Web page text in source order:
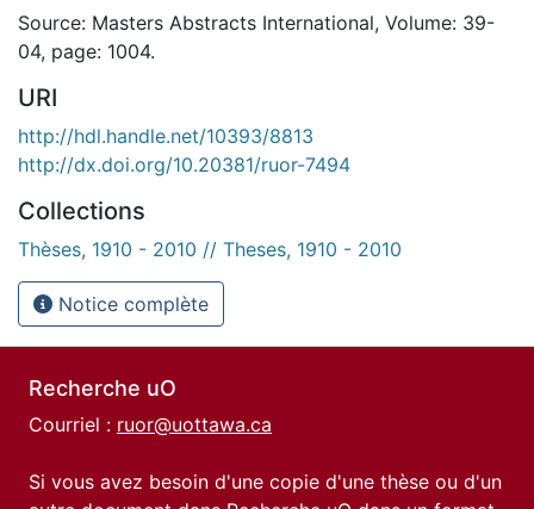
Source: Masters Abstracts International, Volume: 39-
04, page: 1004.
URI
http://hdl.handle.net/10393/8813
http://dx.doi.org/10.20381/ruor-7494
Collections
Thèses, 1910 - 2010 // Theses, 1910 - 2010
Notice complète
Recherche uO
Courriel : ruor@uottawa.ca
Si vous avez besoin d'une copie d'une thèse ou d'un